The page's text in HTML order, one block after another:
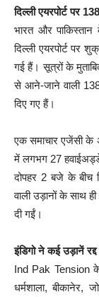
दिल्ली एयरपोर्ट पर
भारत और
दिल्ली एयरपोर्ट पर
गई हैं। सूत्रों के
से आने-जाने वाली 138
दिए गए हैं।
एक समाचार एजेंसी के
में लगभग 27
दोपहर 2 बजे के बीच
वाली उड़ानों के साथ
दी गईं।
इंडिगो ने कई उड़ानें रद्द
Ind Pak Tension
धर्मशाला,